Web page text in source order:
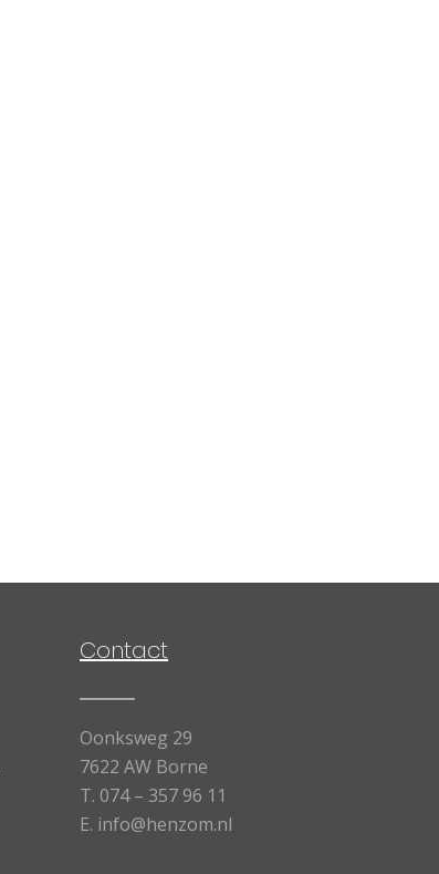
Contact
Oonksweg 29
7622 AW Borne
T. 074 – 357 96 11
E. info@henzom.nl